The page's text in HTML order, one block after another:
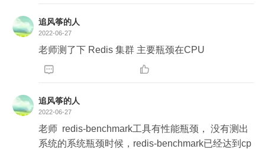
追风筝的人
2022-06-27
老师测了下 Redis 集群 主要瓶颈在CPU
 
追风筝的人
2022-06-27
老师  redis-benchmark工具有性能瓶颈， 没有测出
系统的系统瓶颈时候，redis-benchmark已经达到cp